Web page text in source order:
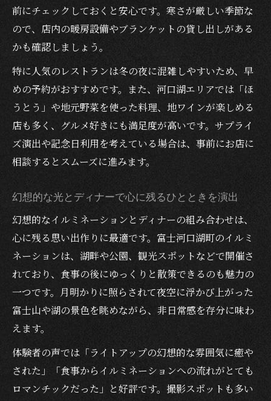
選び方
冬のデートに人気のディナープラン徹底解
説
家族や子連れでも楽しめるディナー体験の
ポイント
SNS映えするイルミネーションとディナー
の組み合わせ
地元グルメで冬の夜を贅沢に満喫しよう
ディナーで味わう地元グルメと冬の楽しみ
郷土料理や特産品をディナーで堪能するコ
ツ
河口湖ディナーランキング上位のグルメ体
験
ディナー選びで叶える贅沢な冬の夜時間
幻想的な冬の夜におすすめのディナーメニ
前にチェックしておくと安心です。寒さが厳しい季節な
ので、店内の暖房設備やブランケットの貸し出しがある
かも確認しましょう。
特に人気のレストランは冬の夜に混雑しやすいため、早
めの予約がおすすめです。また、河口湖エリアでは「ほ
うとう」や地元野菜を使った料理、地ワインが楽しめる
店も多く、グルメ好きにも満足度が高いです。サプライ
ズ演出や記念日利用を考えている場合は、事前にお店に
相談するとスムーズに進みます。
幻想的な光とディナーで心に残るひとときを演出
幻想的なイルミネーションとディナーの組み合わせは、
心に残る思い出作りに最適です。富士河口湖町のイルミ
ネーションは、湖畔や公園、観光スポットなどで開催さ
れており、食事の後にゆっくりと散策できるのも魅力の
一つです。月明かりに照らされて夜空に浮かび上がった
富士山や湖の景色を眺めながら、非日常感を存分に味わ
えます。
体験者の声では「ライトアップの幻想的な雰囲気に癒や
された」「食事からイルミネーションへの流れがとても
ロマンチックだった」と好評です。撮影スポットも多い